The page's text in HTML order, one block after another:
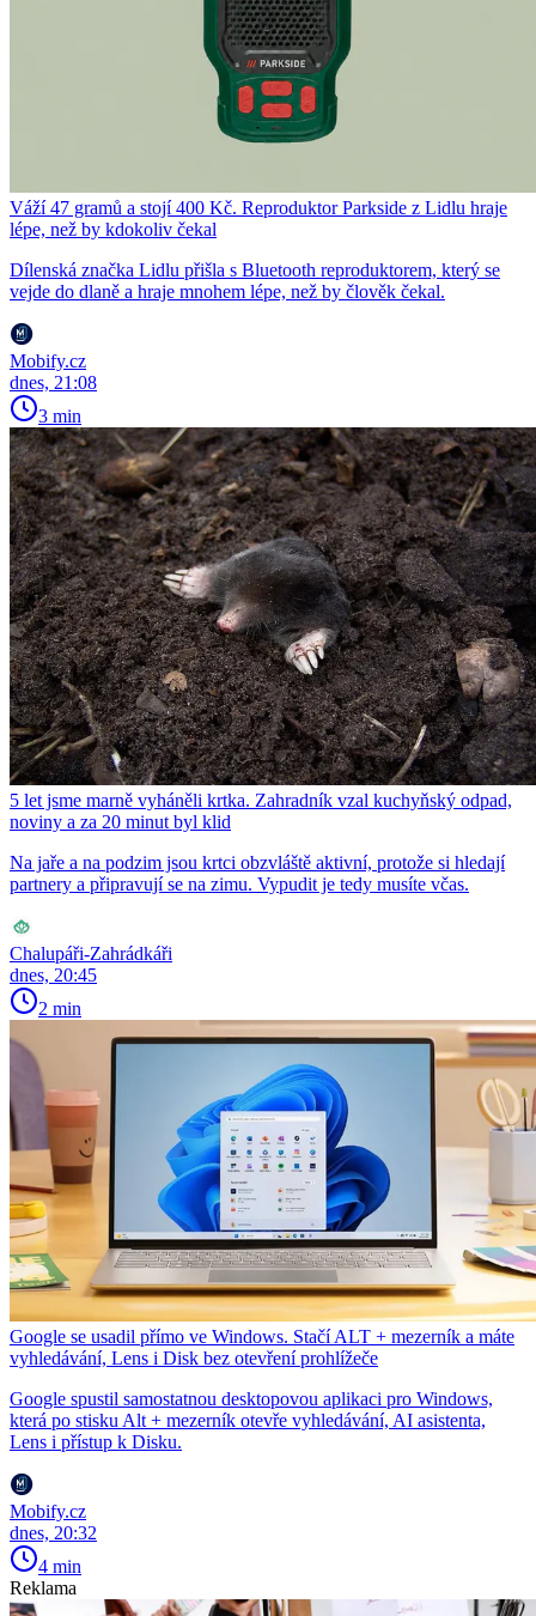
Váží 47 gramů a stojí 400 Kč. Reproduktor Parkside z Lidlu hraje
lépe, než by kdokoliv čekal
Dílenská značka Lidlu přišla s Bluetooth reproduktorem, který se
vejde do dlaně a hraje mnohem lépe, než by člověk čekal.
Mobify.cz
dnes, 21:08
3 min
5 let jsme marně vyháněli krtka. Zahradník vzal kuchyňský odpad,
noviny a za 20 minut byl klid
Na jaře a na podzim jsou krtci obzvláště aktivní, protože si hledají
partnery a připravují se na zimu. Vypudit je tedy musíte včas.
Chalupáři-Zahrádkáři
dnes, 20:45
2 min
Google se usadil přímo ve Windows. Stačí ALT + mezerník a máte
vyhledávání, Lens i Disk bez otevření prohlížeče
Google spustil samostatnou desktopovou aplikaci pro Windows,
která po stisku Alt + mezerník otevře vyhledávání, AI asistenta,
Lens i přístup k Disku.
Mobify.cz
dnes, 20:32
4 min
Reklama